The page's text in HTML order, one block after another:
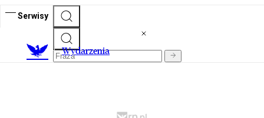
Serwisy
Wydarzenia